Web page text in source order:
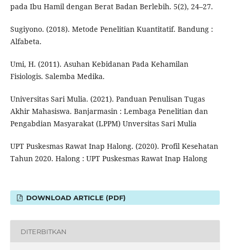
pada Ibu Hamil dengan Berat Badan Berlebih. 5(2), 24–27.
Sugiyono. (2018). Metode Penelitian Kuantitatif. Bandung :
Alfabeta.
Umi, H. (2011). Asuhan Kebidanan Pada Kehamilan
Fisiologis. Salemba Medika.
Universitas Sari Mulia. (2021). Panduan Penulisan Tugas
Akhir Mahasiswa. Banjarmasin : Lembaga Penelitian dan
Pengabdian Masyarakat (LPPM) Unversitas Sari Mulia
UPT Puskesmas Rawat Inap Halong. (2020). Profil Kesehatan
Tahun 2020. Halong : UPT Puskesmas Rawat Inap Halong
DOWNLOAD ARTICLE (PDF)
DITERBITKAN